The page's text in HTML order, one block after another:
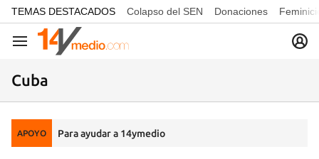
common.go-to-content
TEMAS DESTACADOS Colapso del SEN Donaciones
Navegación
Cuba
APOYO Para ayudar a 14ymedio